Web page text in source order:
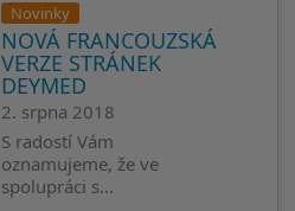
Novinky
NOVÁ FRANCOUZSKÁ
VERZE STRÁNEK
DEYMED
2. srpna 2018
S radostí Vám
oznamujeme, že ve
spolupráci s…